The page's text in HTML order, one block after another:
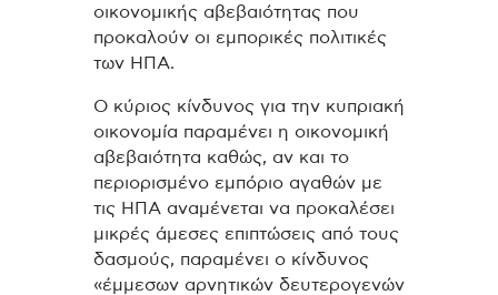
οικονομικής αβεβαιότητας που
προκαλούν οι εμπορικές πολιτικές
των ΗΠΑ.
Ο κύριος κίνδυνος για την κυπριακή
οικονομία παραμένει η οικονομική
αβεβαιότητα καθώς, αν και το
περιορισμένο εμπόριο αγαθών με
τις ΗΠΑ αναμένεται να προκαλέσει
μικρές άμεσες επιπτώσεις από τους
δασμούς, παραμένει ο κίνδυνος
«έμμεσων αρνητικών δευτερογενών